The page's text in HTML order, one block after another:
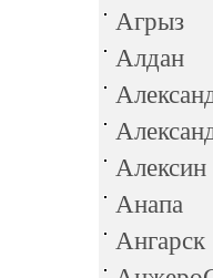
Агрыз
Алдан
Алексин
Анапа
Ангарск